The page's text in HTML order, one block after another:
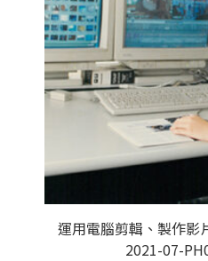
運用電腦剪輯、製作影
2021-07-